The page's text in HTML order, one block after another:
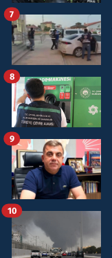
7
8
9
10